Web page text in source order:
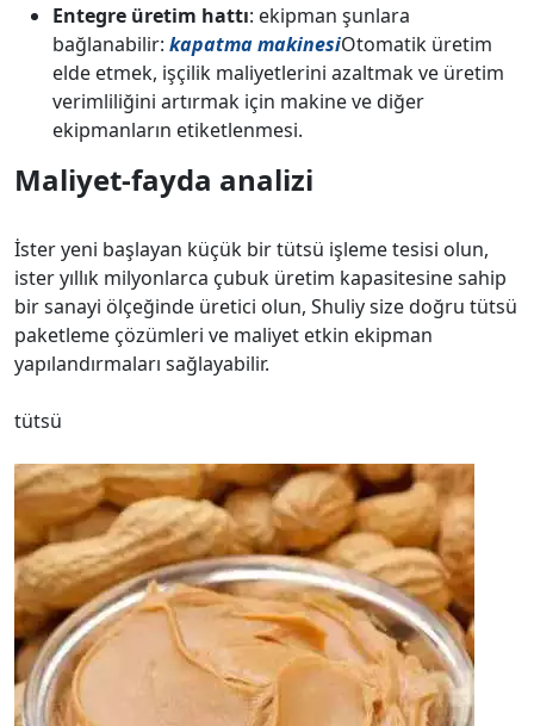
Entegre üretim hattı: ekipman şunlara
bağlanabilir: kapatma makinesiOtomatik üretim
elde etmek, işçilik maliyetlerini azaltmak ve üretim
verimliliğini artırmak için makine ve diğer
ekipmanların etiketlenmesi.
Maliyet-fayda analizi
İster yeni başlayan küçük bir tütsü işleme tesisi olun,
ister yıllık milyonlarca çubuk üretim kapasitesine sahip
bir sanayi ölçeğinde üretici olun, Shuliy size doğru tütsü
paketleme çözümleri ve maliyet etkin ekipman
yapılandırmaları sağlayabilir.
tütsü